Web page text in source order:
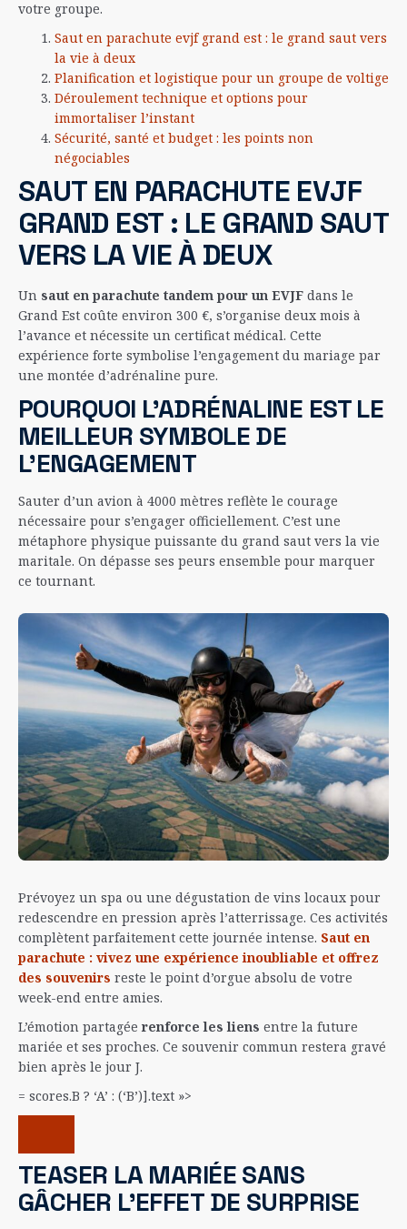
votre groupe.
Saut en parachute evjf grand est : le grand saut vers
la vie à deux
Planification et logistique pour un groupe de voltige
Déroulement technique et options pour
immortaliser l’instant
Sécurité, santé et budget : les points non
négociables
SAUT EN PARACHUTE EVJF
GRAND EST : LE GRAND SAUT
VERS LA VIE À DEUX
Un saut en parachute tandem pour un EVJF dans le
Grand Est coûte environ 300 €, s’organise deux mois à
l’avance et nécessite un certificat médical. Cette
expérience forte symbolise l’engagement du mariage par
une montée d’adrénaline pure.
POURQUOI L’ADRÉNALINE EST LE
MEILLEUR SYMBOLE DE
L’ENGAGEMENT
Sauter d’un avion à 4000 mètres reflète le courage
nécessaire pour s’engager officiellement. C’est une
métaphore physique puissante du grand saut vers la vie
maritale. On dépasse ses peurs ensemble pour marquer
ce tournant.
Prévoyez un spa ou une dégustation de vins locaux pour
redescendre en pression après l’atterrissage. Ces activités
complètent parfaitement cette journée intense. Saut en
parachute : vivez une expérience inoubliable et offrez
des souvenirs reste le point d’orgue absolu de votre
week-end entre amies.
L’émotion partagée renforce les liens entre la future
mariée et ses proches. Ce souvenir commun restera gravé
bien après le jour J.
= scores.B ? ‘A’ : (‘B’)].text »>
TEASER LA MARIÉE SANS
GÂCHER L’EFFET DE SURPRISE